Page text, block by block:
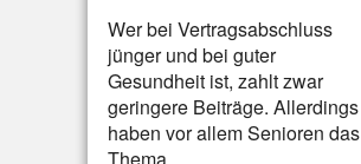
Wer bei Vertragsabschluss
jünger und bei guter
Gesundheit ist, zahlt zwar
geringere Beiträge. Allerdings
haben vor allem Senioren das